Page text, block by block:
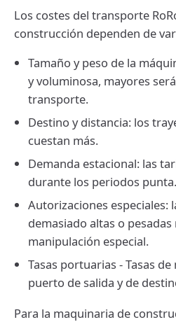
Los costes del transporte
construcción dependen de
Tamaño y peso de la
y voluminosa, mayores
transporte.
Destino y distancia: los
cuestan más.
Demanda estacional: las
durante los periodos punta.
Autorizaciones especiales:
demasiado altas o
manipulación especial.
Tasas portuarias - Tasas
puerto de salida y de
Para la maquinaria de